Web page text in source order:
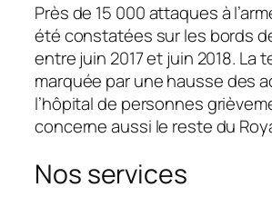
Près de 15 000 attaques à
été constatées sur les bords
entre juin 2017 et juin 2018. La
marquée par une hausse des
l’hôpital de personnes
concerne aussi le reste du
Nos services